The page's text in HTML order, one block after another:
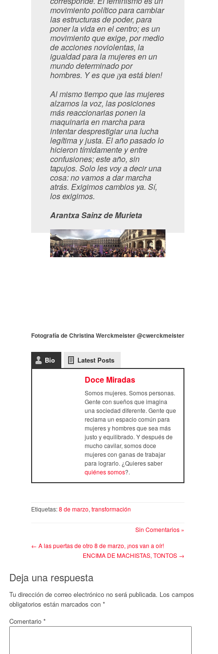
movimiento político para cambiar
las estructuras de poder, para
poner la vida en el centro; es un
movimiento que exige, por medio
de acciones noviolentas, la
igualdad para la mujeres en un
mundo determinado por
hombres. Y es que ¡ya está bien!
Al mismo tiempo que las mujeres
alzamos la voz, las posiciones
más reaccionarias ponen la
maquinaria en marcha para
intentar desprestigiar una lucha
legítima y justa. El año pasado lo
hicieron tímidamente y entre
confusiones; este año, sin
tapujos. Solo les voy a decir una
cosa: no vamos a dar marcha
atrás. Exigimos cambios ya. Sí,
los exigimos.
Arantxa Sainz de Murieta
Fotografía de Christina Werckmeister @cwerckmeister
Bio Latest Posts
Doce Miradas
Somos mujeres. Somos personas.
Gente con sueños que imagina
una sociedad diferente. Gente que
reclama un espacio común para
mujeres y hombres que sea más
justo y equilibrado. Y después de
mucho cavilar, somos doce
mujeres con ganas de trabajar
para lograrlo. ¿Quieres saber
quiénes somos?.
Etiquetas:8 de marzo, transformación
Sin Comentarios »
← A las puertas de otro 8 de marzo, ¡nos van a oír!
ENCIMA DE MACHISTAS, TONTOS →
Deja una respuesta
Tu dirección de correo electrónico no será publicada. Los campos
obligatorios están marcados con *
Comentario *